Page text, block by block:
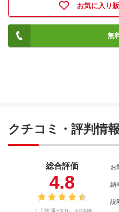
お気に入り
無
クチコミ・評判情報
総合評価
4.8
お
納
説